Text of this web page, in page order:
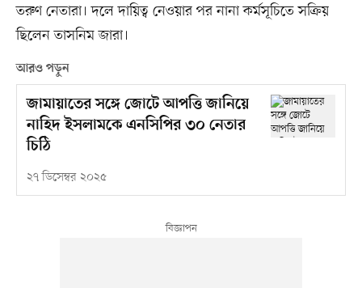
তরুণ নেতারা। দলে দায়িত্ব নেওয়ার পর নানা কর্মসূচিতে সক্রিয়
ছিলেন তাসনিম জারা।
আরও পড়ুন
জামায়াতের সঙ্গে জোটে আপত্তি জানিয়ে
নাহিদ ইসলামকে এনসিপির ৩০ নেতার
চিঠি
২৭ ডিসেম্বর ২০২৫